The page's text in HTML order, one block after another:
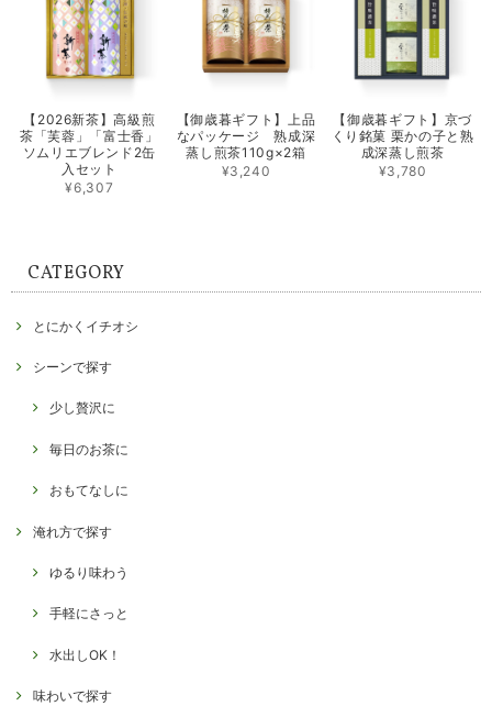
【2026新茶】高級煎
茶「芙蓉」「富士香」
ソムリエブレンド2缶
入セット
¥6,307
【御歳暮ギフト】上品
なパッケージ 熟成深
蒸し煎茶110g×2箱
¥3,240
【御歳暮ギフト】京づ
くり銘菓 栗かの子と熟
成深蒸し煎茶
¥3,780
CATEGORY
とにかくイチオシ
シーンで探す
少し贅沢に
毎日のお茶に
おもてなしに
淹れ方で探す
ゆるり味わう
手軽にさっと
水出しOK！
味わいで探す